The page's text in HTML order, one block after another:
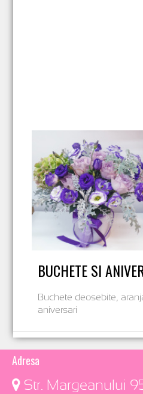
BUCHETE SI
Buchete deosebite,
aniversari
Adresa
Str. Margeanului